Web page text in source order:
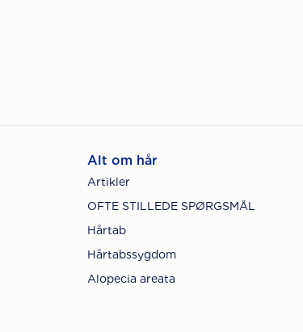
Alt om hår
Artikler
OFTE STILLEDE SPØRGSMÅL
Hårtab
Hårtabssygdom
Alopecia areata